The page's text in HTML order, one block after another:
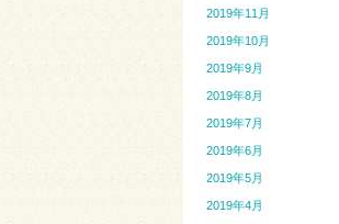
2019年11月
2019年10月
2019年9月
2019年8月
2019年7月
2019年6月
2019年5月
2019年4月